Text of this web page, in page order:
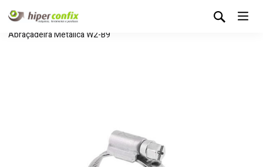
Início Loja Hipertintas
Abraçadeiras
Abraçadeira Metálica W2-B9